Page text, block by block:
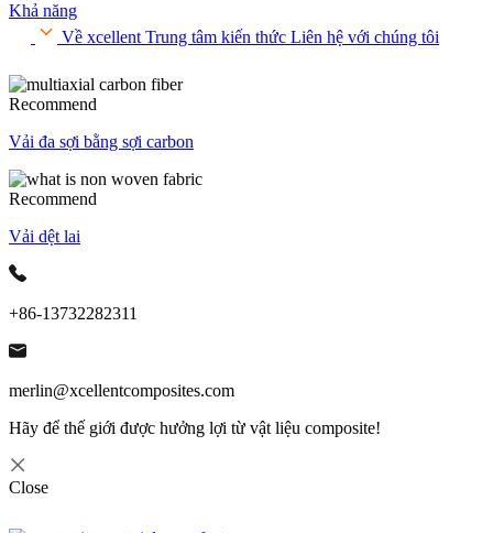
Khả năng
Về xcellent Trung tâm kiến ​​thức Liên hệ với chúng tôi
Recommend
Vải đa sợi bằng sợi carbon
Recommend
Vải dệt lai
+86-13732282311
merlin@xcellentcomposites.com
Hãy để thế giới được hưởng lợi từ vật liệu composite!
Close